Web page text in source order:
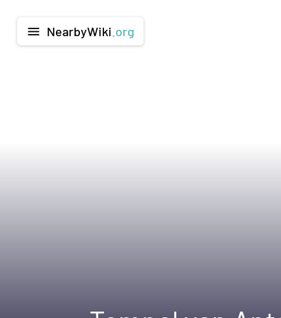
menu NearbyWiki .org